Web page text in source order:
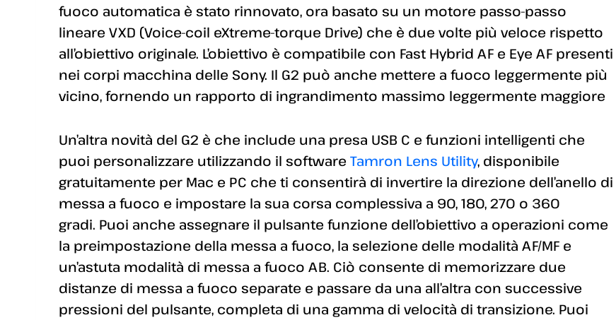
fuoco automatica è stato rinnovato, ora basato su un motore passo-passo
lineare VXD (Voice-coil eXtreme-torque Drive) che è due volte più veloce rispetto
all’obiettivo originale. L’obiettivo è compatibile con Fast Hybrid AF e Eye AF presenti
nei corpi macchina delle Sony. Il G2 può anche mettere a fuoco leggermente più
vicino, fornendo un rapporto di ingrandimento massimo leggermente maggiore
Un’altra novità del G2 è che include una presa USB C e funzioni intelligenti che
puoi personalizzare utilizzando il software Tamron Lens Utility, disponibile
gratuitamente per Mac e PC che ti consentirà di invertire la direzione dell’anello di
messa a fuoco e impostare la sua corsa complessiva a 90, 180, 270 o 360
gradi. Puoi anche assegnare il pulsante funzione dell’obiettivo a operazioni come
la preimpostazione della messa a fuoco, la selezione delle modalità AF/MF e
un’astuta modalità di messa a fuoco AB. Ciò consente di memorizzare due
distanze di messa a fuoco separate e passare da una all’altra con successive
pressioni del pulsante, completa di una gamma di velocità di transizione. Puoi